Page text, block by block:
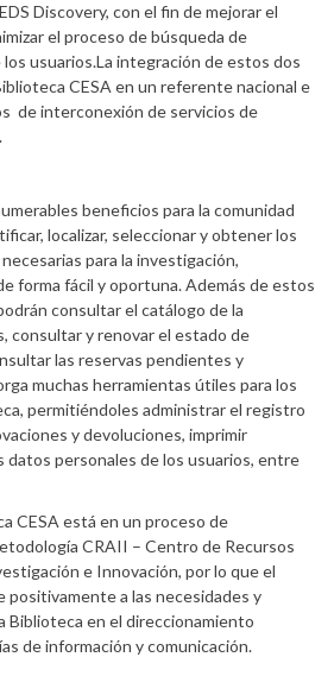
Discovery, con el fin de mejorar el
el proceso de búsqueda de
usuarios.La integración de estos dos
CESA en un referente nacional e
de interconexión de servicios de
beneficios para la comunidad
localizar, seleccionar y obtener los
para la investigación,
forma fácil y oportuna. Además de estos
consultar el catálogo de la
consultar y renovar el estado de
las reservas pendientes y
muchas herramientas útiles para los
permitiéndoles administrar el registro
y devoluciones, imprimir
datos personales de los usuarios, entre
CESA está en un proceso de
CRAII – Centro de Recursos
e Innovación, por lo que el
positivamente a las necesidades y
Biblioteca en el direccionamiento
de información y comunicación.